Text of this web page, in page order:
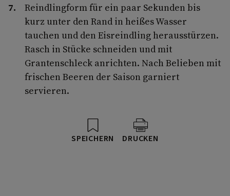
Reindlingform für ein paar Sekunden bis
kurz unter den Rand in heißes Wasser
tauchen und den Eisreindling herausstürzen.
Rasch in Stücke schneiden und mit
Grantenschleck anrichten. Nach Belieben mit
frischen Beeren der Saison garniert
servieren.
SPEICHERN DRUCKEN